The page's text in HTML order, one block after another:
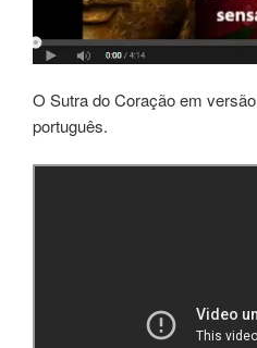
O Sutra do Coração em
português.